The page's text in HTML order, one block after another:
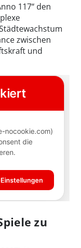
117“ den
zwischen
und
zu